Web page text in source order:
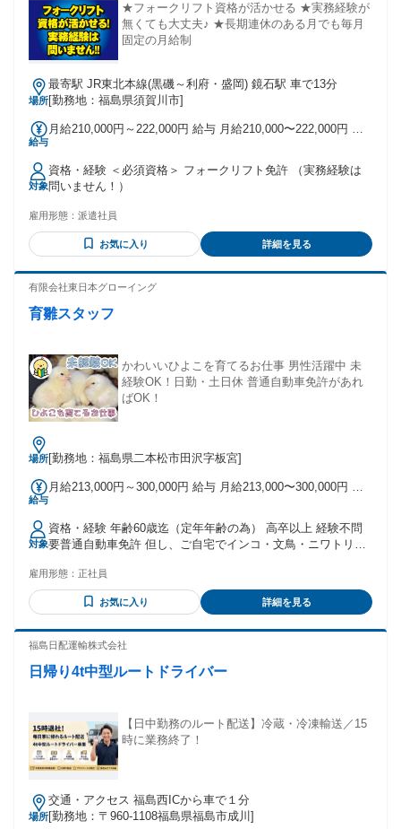
★フォークリフト資格が活かせる ★実務経験が
無くても大丈夫♪ ★長期連休のある月でも毎月
固定の月給制
場所
最寄駅 JR東北本線(黒磯～利府・盛岡) 鏡石駅 車で13分
[勤務地：福島県須賀川市]
給与
月給210,000円～222,000円 給与 月給210,000〜222,000円 月
30,000円まで、規定あり）
対象
資格・経験 ＜必須資格＞ フォークリフト免許 （実務経験は
問いません！）
雇用形態： 派遣社員
お気に入り 詳細を見る
有限会社東日本グローイング
育雛スタッフ
かわいいひよこを育てるお仕事 男性活躍中 未
経験OK！日勤・土日休 普通自動車免許があれ
ばOK！
場所[勤務地：福島県二本松市田沢字板宮]
給与
月給213,000円～300,000円 給与 月給213,000〜300,000円 ※
対象
資格・経験 年齢60歳迄（定年年齢の為） 高卒以上 経験不問
要普通自動車免許 但し、ご自宅でインコ・文鳥・ニワトリ等
め）
雇用形態： 正社員
お気に入り 詳細を見る
福島日配運輸株式会社
日帰り4t中型ルートドライバー
【日中勤務のルート配送】冷蔵・冷凍輸送／15
時に業務終了！
場所
交通・アクセス 福島西ICから車で１分
[勤務地：〒960-1108福島県福島市成川]